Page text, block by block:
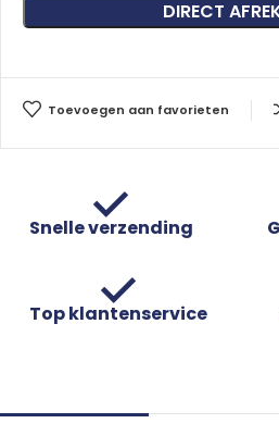
DIRECT
Toevoegen aan favorieten
Snelle verzending
Top klantenservice